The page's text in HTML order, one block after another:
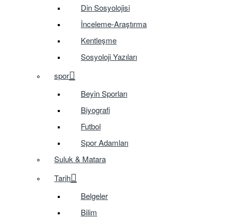
Din Sosyolojisi
İnceleme-Araştırma
Kentleşme
Sosyoloji Yazıları
spor
Beyin Sporları
Biyografi
Futbol
Spor Adamları
Suluk & Matara
Tarih
Belgeler
Bilim